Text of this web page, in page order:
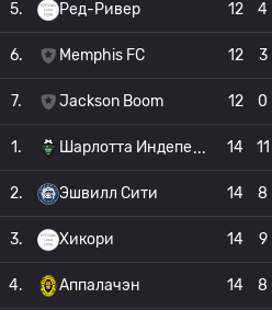
5. Ред-Ривер 12 4
6. Memphis FC 12 3
7. Jackson Boom 12 0
1. Шарлотта Индепе 14 11
2. Эшвилл Сити 14 8
3. Хикори 14 9
4. Аппалачэн 14 8